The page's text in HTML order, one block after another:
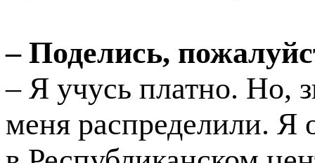
– Поделись,
– Я учусь платно. Но,
меня распределили. Я